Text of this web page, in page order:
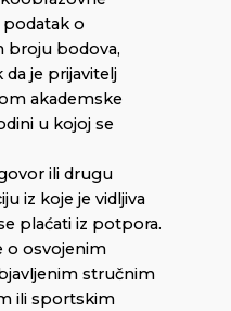
podatak o
broju bodova,
je prijavitelj
akademske
u kojoj se
ili drugu
iz koje je vidljiva
plaćati iz potpora.
o osvojenim
stručnim
ili sportskim